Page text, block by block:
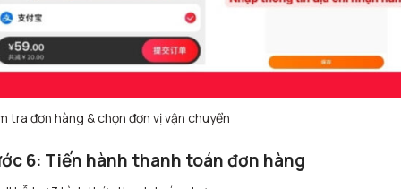
tra đơn hàng & chọn đơn vị vận chuyển
6: Tiến hành thanh toán đơn hàng